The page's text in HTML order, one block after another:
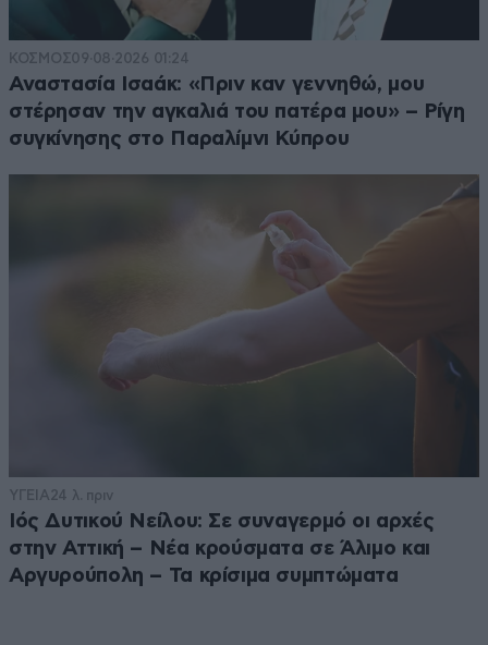
ΚΟΣΜΟΣ09·08·2026 01:24
Αναστασία Ισαάκ: «Πριν καν γεννηθώ, μου
στέρησαν την αγκαλιά του πατέρα μου» – Ρίγη
συγκίνησης στο Παραλίμνι Κύπρου
ΥΓΕΙΑ24 λ. πριν
Ιός Δυτικού Νείλου: Σε συναγερμό οι αρχές
στην Αττική – Νέα κρούσματα σε Άλιμο και
Αργυρούπολη – Τα κρίσιμα συμπτώματα